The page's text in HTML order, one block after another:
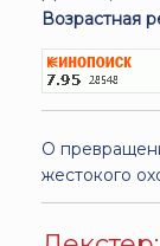
Возрастная
О
жестокого